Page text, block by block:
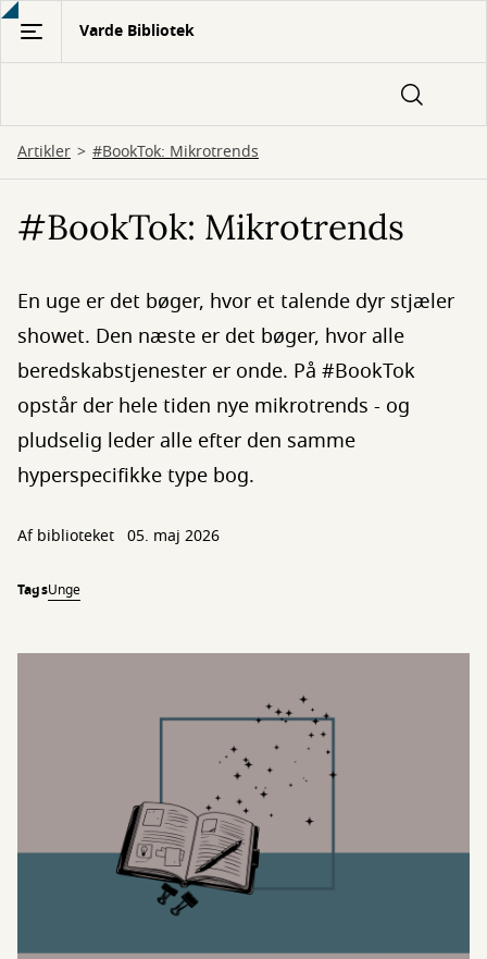
Gå
hovedindhold
Varde Bibliotek
Artikler #BookTok: Mikrotrends
#BookTok: Mikrotrends
En uge er det bøger, hvor et talende dyr stjæler
showet. Den næste er det bøger, hvor alle
beredskabstjenester er onde. På #BookTok
opstår der hele tiden nye mikrotrends - og
pludselig leder alle efter den samme
hyperspecifikke type bog.
Af biblioteket 05. maj 2026
TagsUnge